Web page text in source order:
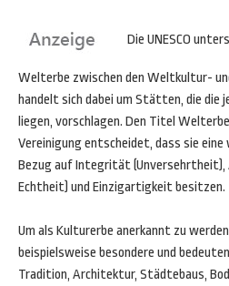
Die UNESCO
Welterbe zwischen den Weltkultur-
handelt sich dabei um Stätten, die die
liegen, vorschlagen. Den Titel
Vereinigung entscheidet, dass sie
Bezug auf Integrität
Echtheit) und Einzigartigkeit besitzen.
Um als Kulturerbe anerkannt zu
beispielsweise besondere und
Tradition, Architektur, Städtebaus,